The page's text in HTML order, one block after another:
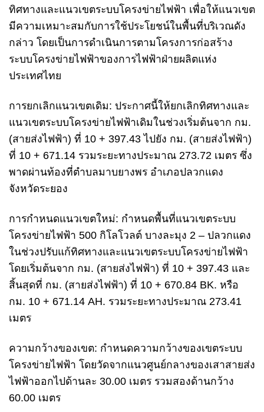
ทิศทางและแนวเขตระบบโครงข่ายไฟฟ้า เพื่อให้แนวเขต
มีความเหมาะสมกับการใช้ประโยชน์ในพื้นที่บริเวณดัง
กล่าว โดยเป็นการดำเนินการตามโครงการก่อสร้าง
ระบบโครงข่ายไฟฟ้าของการไฟฟ้าฝ่ายผลิตแห่ง
ประเทศไทย
การยกเลิกแนวเขตเดิม: ประกาศนี้ให้ยกเลิกทิศทางและ
แนวเขตระบบโครงข่ายไฟฟ้าเดิมในช่วงเริ่มต้นจาก กม.
(สายส่งไฟฟ้า) ที่ 10 + 397.43 ไปยัง กม. (สายส่งไฟฟ้า)
ที่ 10 + 671.14 รวมระยะทางประมาณ 273.72 เมตร ซึ่ง
พาดผ่านท้องที่ตำบลมาบยางพร อำเภอปลวกแดง
จังหวัดระยอง
การกำหนดแนวเขตใหม่: กำหนดพื้นที่แนวเขตระบบ
โครงข่ายไฟฟ้า 500 กิโลโวลต์ บางละมุง 2 – ปลวกแดง
ในช่วงปรับแก้ทิศทางและแนวเขตระบบโครงข่ายไฟฟ้า
โดยเริ่มต้นจาก กม. (สายส่งไฟฟ้า) ที่ 10 + 397.43 และ
สิ้นสุดที่ กม. (สายส่งไฟฟ้า) ที่ 10 + 670.84 BK. หรือ
กม. 10 + 671.14 AH. รวมระยะทางประมาณ 273.41
เมตร
ความกว้างของเขต: กำหนดความกว้างของเขตระบบ
โครงข่ายไฟฟ้า โดยวัดจากแนวศูนย์กลางของเสาสายส่ง
ไฟฟ้าออกไปด้านละ 30.00 เมตร รวมสองด้านกว้าง
60.00 เมตร